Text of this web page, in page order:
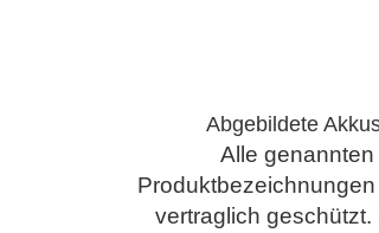
Abgebildete
Alle
vertraglich